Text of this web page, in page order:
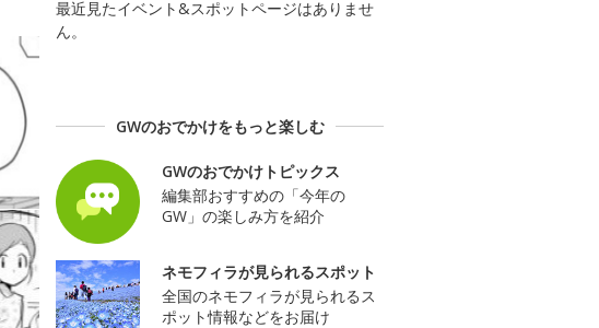
最近見たイベント&スポットページはありませ
ん。
GWのおでかけをもっと楽しむ
GWのおでかけトピックス
編集部おすすめの「今年の
GW」の楽しみ方を紹介
ネモフィラが見られるスポット
全国のネモフィラが見られるス
ポット情報などをお届け